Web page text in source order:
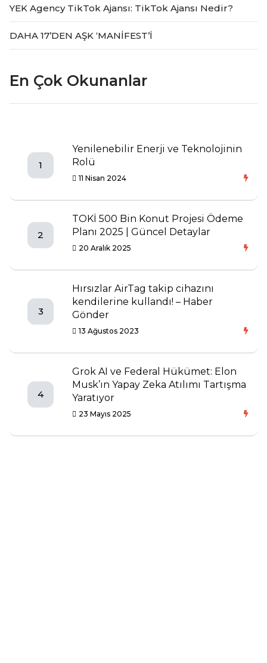
YEK Agency TikTok Ajansı: TikTok Ajansı Nedir?
DAHA 17’DEN AŞK ‘MANİFEST’İ
En Çok Okunanlar
1
Yenilenebilir Enerji ve Teknolojinin
Rolü
11 Nisan 2024
2
TOKİ 500 Bin Konut Projesi Ödeme
Planı 2025 | Güncel Detaylar
20 Aralık 2025
3
Hırsızlar AirTag takip cihazını
kendilerine kullandı! – Haber
Gönder
13 Ağustos 2023
4
Grok AI ve Federal Hükümet: Elon
Musk’ın Yapay Zeka Atılımı Tartışma
Yaratıyor
23 Mayıs 2025